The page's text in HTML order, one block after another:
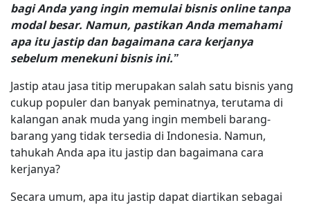
bagi Anda yang ingin memulai bisnis online tanpa
modal besar. Namun, pastikan Anda memahami
apa itu jastip dan bagaimana cara kerjanya
sebelum menekuni bisnis ini.”
Jastip atau jasa titip merupakan salah satu bisnis yang
cukup populer dan banyak peminatnya, terutama di
kalangan anak muda yang ingin membeli barang-
barang yang tidak tersedia di Indonesia. Namun,
tahukah Anda apa itu jastip dan bagaimana cara
kerjanya?
Secara umum, apa itu jastip dapat diartikan sebagai